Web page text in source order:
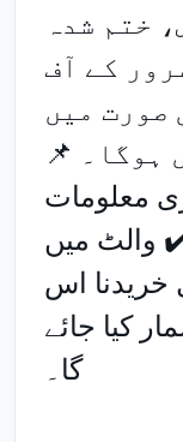
ختم شدہ
کے آف
صورت میں
ہوگا۔ 📌
معلومات
والٹ میں
خریدنا اس
کیا جائے
گا۔